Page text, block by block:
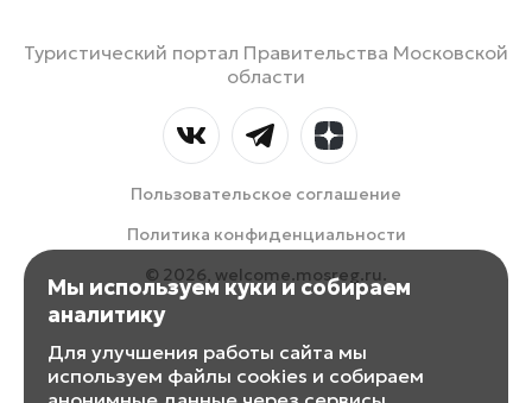
Туристический портал Правительства Московской
области
Пользовательское соглашение
Политика конфиденциальности
© 2026, welcome.mosreg.ru.
Мы используем куки и собираем
аналитику
Для улучшения работы сайта мы
используем файлы cookies и собираем